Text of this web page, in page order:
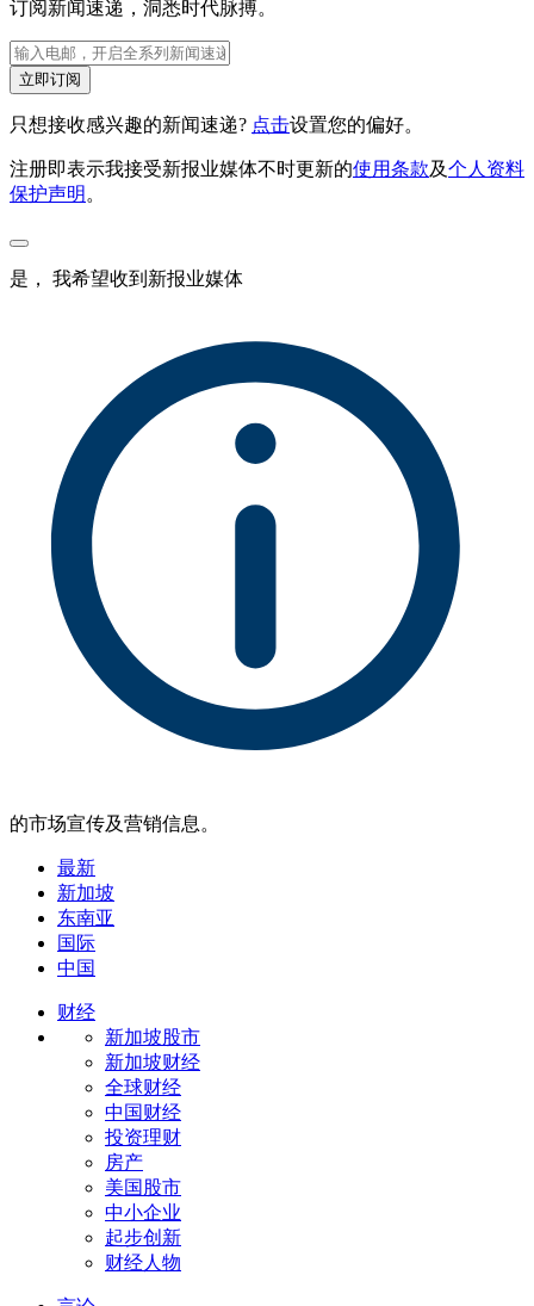
订阅新闻速递，洞悉时代脉搏。
立即订阅
只想接收感兴趣的新闻速递? 点击设置您的偏好。
注册即表示我接受新报业媒体不时更新的使用条款及个人资料
保护声明 。
是， 我希望收到新报业媒体
的市场宣传及营销信息。
最新
新加坡
东南亚
国际
中国
财经
新加坡股市
新加坡财经
全球财经
中国财经
投资理财
房产
美国股市
中小企业
起步创新
财经人物